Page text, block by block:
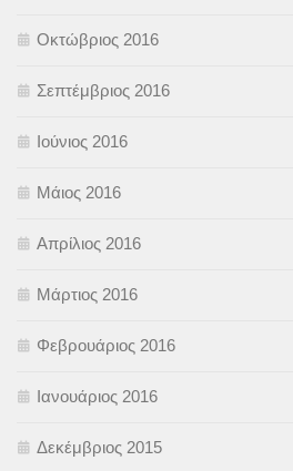
Οκτώβριος 2016
Σεπτέμβριος 2016
Ιούνιος 2016
Μάιος 2016
Απρίλιος 2016
Μάρτιος 2016
Φεβρουάριος 2016
Ιανουάριος 2016
Δεκέμβριος 2015